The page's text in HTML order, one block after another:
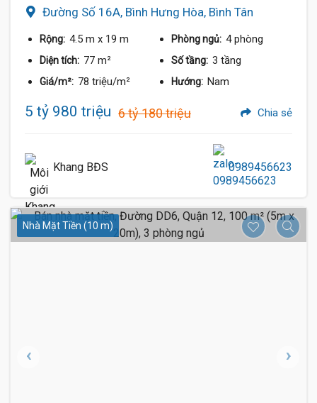
Đường Số 16A, Bình Hưng Hòa, Bình Tân
Rộng: 4.5 m x 19 m Phòng ngủ: 4 phòng
Diện tích: 77 m² Số tầng: 3 tầng
Giá/m²: 78 triệu/m² Hướng: Nam
5 tỷ 980 triệu 6 tỷ 180 triệu Chia sẻ
Khang BĐS 0989456623
Nhà Mặt Tiền (10 m)